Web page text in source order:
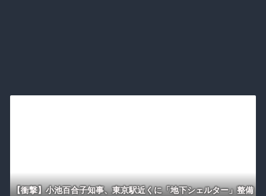
【衝撃】小池百合子知事、東京駅近くに「地下シェルター」整備